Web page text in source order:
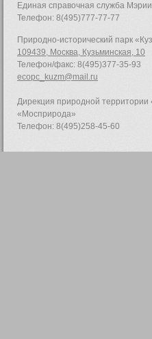
Единая справочная служба
Телефон: 8(495)777-77-77
Природно-исторический парк
109439, Москва, Кузьминская, 10
Телефон/факс: 8(495)377-35-93
ecopc_kuzm@mail.ru
Дирекция природной
«Мосприрода»
Телефон: 8(495)258-45-60